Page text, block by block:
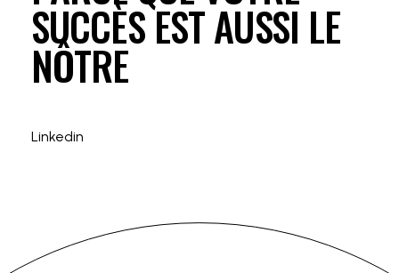
SUCCÈS EST AUSSI LE
NÔTRE
Linkedin